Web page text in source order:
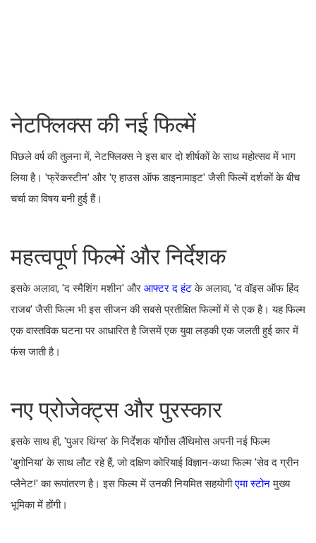
नेटफ्लिक्स की नई फिल्में
पिछले वर्ष की तुलना में, नेटफ्लिक्स ने इस बार दो शीर्षकों के साथ महोत्सव में भाग
लिया है। 'फ्रेंकस्टीन' और 'ए हाउस ऑफ डाइनामाइट' जैसी फिल्में दर्शकों के बीच
चर्चा का विषय बनी हुई हैं।
महत्वपूर्ण फिल्में और निर्देशक
इसके अलावा, 'द स्मैशिंग मशीन' और आफ्टर द हंटके अलावा, 'द वॉइस ऑफ हिंद
राजब' जैसी फिल्म भी इस सीजन की सबसे प्रतीक्षित फिल्मों में से एक है। यह फिल्म
एक वास्तविक घटना पर आधारित है जिसमें एक युवा लड़की एक जलती हुई कार में
फंस जाती है।
नए प्रोजेक्ट्स और पुरस्कार
इसके साथ ही, 'पुअर थिंग्स' के निर्देशक यॉर्गोस लैंथिमोस अपनी नई फिल्म
'बुगोनिया' के साथ लौट रहे हैं, जो दक्षिण कोरियाई विज्ञान-कथा फिल्म 'सेव द ग्रीन
प्लैनेट!' का रूपांतरण है। इस फिल्म में उनकी नियमित सहयोगीएमा स्टोनमुख्य
भूमिका में होंगी।